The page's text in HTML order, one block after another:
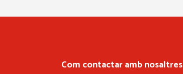
Com contactar amb nosaltres